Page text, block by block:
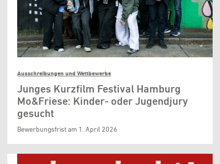
Ausschreibungen und Wettbewerbe
Junges Kurzfilm Festival Hamburg
Mo&Friese: Kinder- oder Jugendjury
gesucht
Bewerbungsfrist am 1. April 2026